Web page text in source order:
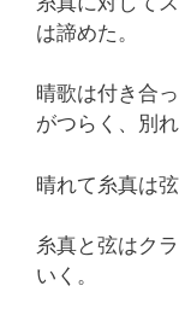
は諦めた。
晴歌は付き合
がつらく、別れ
晴れて糸真は
糸真と弦はク
いく。